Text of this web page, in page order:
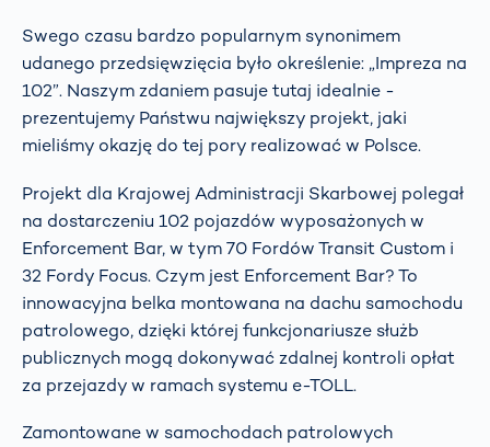
Swego czasu bardzo popularnym synonimem
udanego przedsięwzięcia było określenie: „Impreza na
102”. Naszym zdaniem pasuje tutaj idealnie -
prezentujemy Państwu największy projekt, jaki
mieliśmy okazję do tej pory realizować w Polsce.
Projekt dla Krajowej Administracji Skarbowej polegał
na dostarczeniu 102 pojazdów wyposażonych w
Enforcement Bar, w tym 70 Fordów Transit Custom i
32 Fordy Focus. Czym jest Enforcement Bar? To
innowacyjna belka montowana na dachu samochodu
patrolowego, dzięki której funkcjonariusze służb
publicznych mogą dokonywać zdalnej kontroli opłat
za przejazdy w ramach systemu e-TOLL.
Zamontowane w samochodach patrolowych